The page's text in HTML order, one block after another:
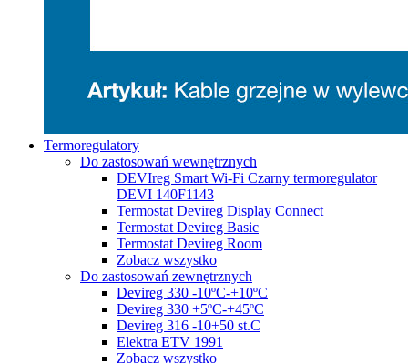
Termoregulatory
Do zastosowań wewnętrznych
DEVIreg Smart Wi-Fi Czarny termoregulator
DEVI 140F1143
Termostat Devireg Display Connect
Termostat Devireg Basic
Termostat Devireg Room
Zobacz wszystko
Do zastosowań zewnętrznych
Devireg 330 -10ºC-+10ºC
Devireg 330 +5ºC-+45ºC
Devireg 316 -10+50 st.C
Elektra ETV 1991
Zobacz wszystko